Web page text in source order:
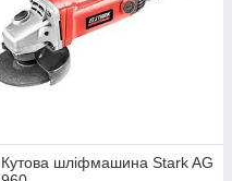
Кутова шліфмашина Stark AG